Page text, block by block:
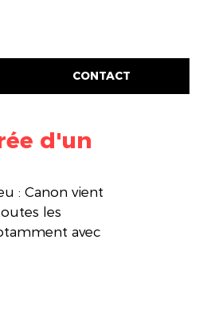
CONTACT
d'un
: Canon vient
les
avec